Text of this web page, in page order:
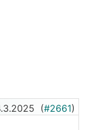
(#2661)